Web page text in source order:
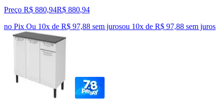
Preço R$ 880,94R$ 880,94
no Pix Ou 10x de R$ 97,88 sem jurosou 10x de R$ 97,88 sem juros